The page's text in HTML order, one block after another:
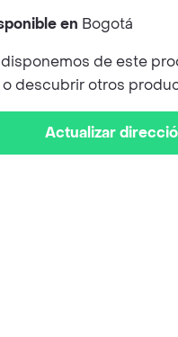
en Bogotá
de este
descubrir otros
Actualizar